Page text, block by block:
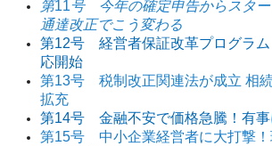
第11号 今年の確定申告からスタ
通達改正でこう変わる
第12号 経営者保証改革プログラ
応開始
第13号 税制改正関連法が成立 相
拡充
第14号 金融不安で価格急騰！有事
第15号 中小企業経営者に大打撃！